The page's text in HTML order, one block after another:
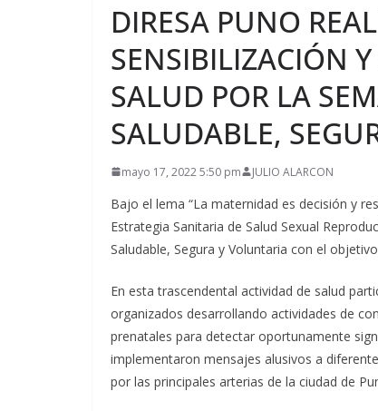
DIRESA PUNO
SENSIBILIZACIÓN
SALUD POR LA
SALUDABLE,
mayo 17, 2022 5:50 pm JULIO ALARCON
Bajo el lema “La maternidad es decisión y
Estrategia Sanitaria de Salud Sexual
Saludable, Segura y Voluntaria con el
En esta trascendental actividad de salud
organizados desarrollando actividades de
prenatales para detectar oportunamente
implementaron mensajes alusivos a
por las principales arterias de la ciudad de